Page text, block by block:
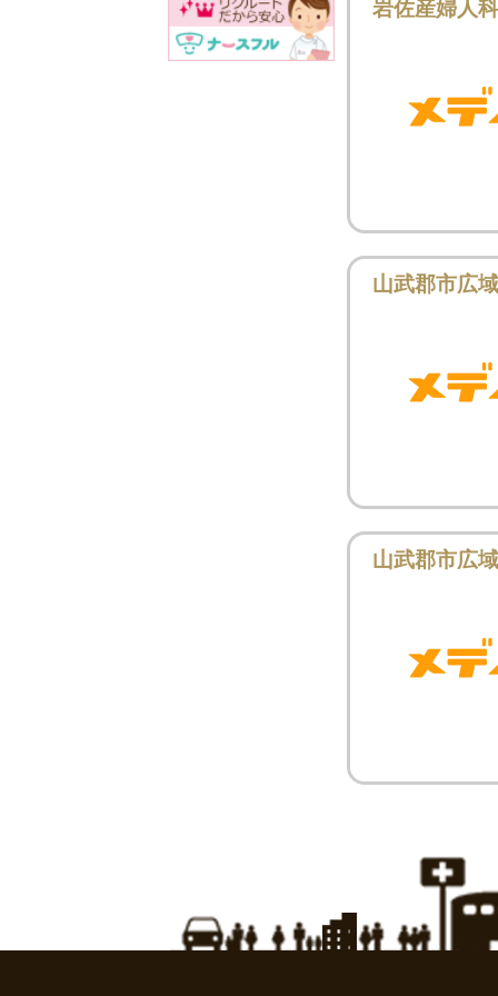
岩佐産婦人
山武郡市広
山武郡市広